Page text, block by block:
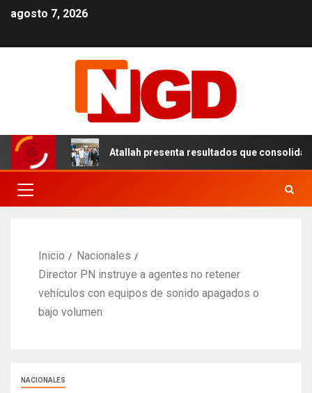
agosto 7, 2026
DN Atallah presenta resultados que consolidan un
Inicio
Nacionales
Director PN instruye a agentes no retener
vehículos con equipos de sonido apagados o
bajo volumen
NACIONALES